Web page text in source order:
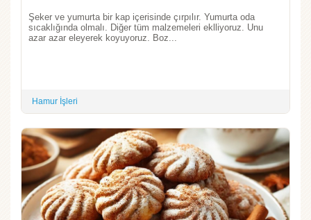
Şeker ve yumurta bir kap içerisinde çırpılır. Yumurta oda
sıcaklığında olmalı. Diğer tüm malzemeleri eklliyoruz. Unu
azar azar eleyerek koyuyoruz. Boz...
Hamur İşleri